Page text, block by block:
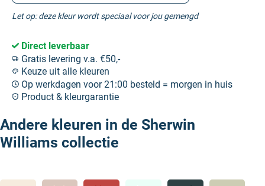
Let op: deze kleur wordt speciaal voor jou gemengd
Direct leverbaar
Gratis levering v.a. €50,-
Keuze uit alle kleuren
Op werkdagen voor 21:00 besteld = morgen in huis
Product & kleurgarantie
Andere kleuren in de Sherwin
Williams collectie